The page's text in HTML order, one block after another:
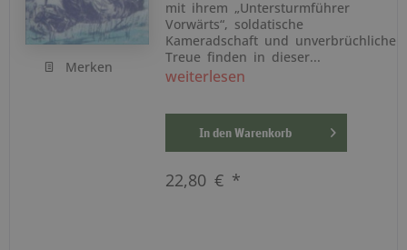
Merken
mit ihrem „Untersturmführer
Vorwärts“, soldatische
Kameradschaft und unverbrüchliche
Treue finden in dieser...
weiterlesen
In den Warenkorb
22,80 € *